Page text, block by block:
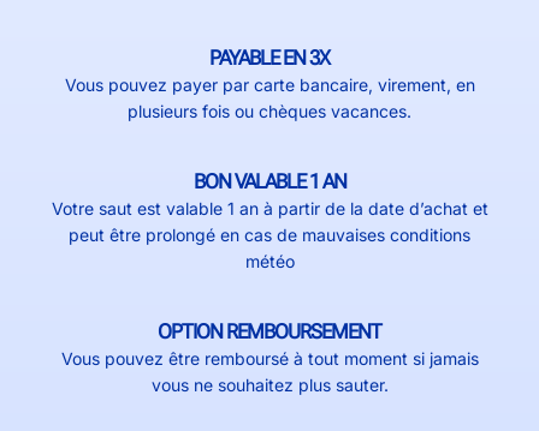
PAYABLE EN 3X
Vous pouvez payer par carte bancaire, virement, en
plusieurs fois ou chèques vacances.
BON VALABLE 1 AN
Votre saut est valable 1 an à partir de la date d’achat et
peut être prolongé en cas de mauvaises conditions
météo
OPTION REMBOURSEMENT
Vous pouvez être remboursé à tout moment si jamais
vous ne souhaitez plus sauter.